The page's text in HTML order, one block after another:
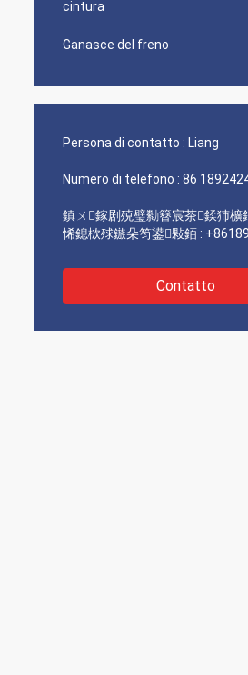
cintura
Ganasce del freno
Persona di contatto : Liang
Numero di telefono : 86
鎮ㄨ鎵剧殑璧勬簮宸茶鍒犻櫎
悕鎴栨殏鏃朵笉鍙敤銆 :
Contatto